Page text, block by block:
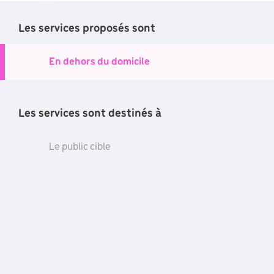
Les services proposés sont
En dehors du domicile
Les services sont destinés à
Le public cible
Des personnes en
Les personnes en fauteuil roulant